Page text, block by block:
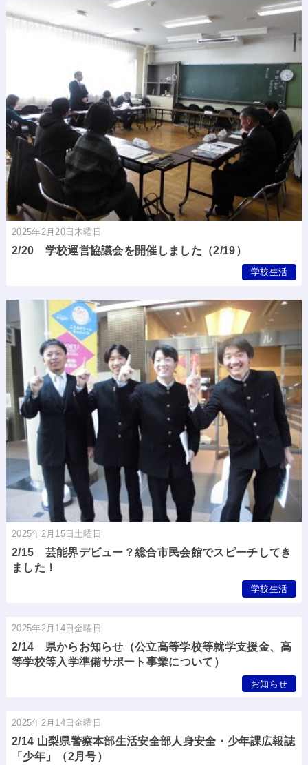
2025年2月20日木曜日
2/20 学校運営協議会を開催しました（2/19）
学校生活
2025年2月15日土曜日
2/15 芸能界デビュー？総合市民会館でスピーチしてき
ました！
学校生活
2025年2月14日金曜日
2/14 県からお知らせ（公立高等学校等就学支援金、高
等学校等入学準備サポート事業について）
お知らせ
2025年2月14日金曜日
2/14 山梨県警察本部生活安全部人身安全・少年課広報誌
「少年」（2月号）